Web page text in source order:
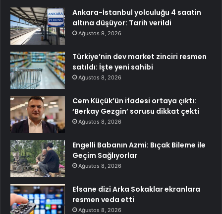
Ankara-İstanbul yolculuğu 4 saatin
altına düşüyor: Tarih verildi
Ağustos 9, 2026
Türkiye’nin dev market zinciri resmen
satıldı: İşte yeni sahibi
Ağustos 8, 2026
Cem Küçük’ün ifadesi ortaya çıktı:
‘Berkay Gezgin’ sorusu dikkat çekti
Ağustos 8, 2026
Engelli Babanın Azmi: Bıçak Bileme ile
Geçim Sağlıyorlar
Ağustos 8, 2026
Efsane dizi Arka Sokaklar ekranlara
resmen veda etti
Ağustos 8, 2026